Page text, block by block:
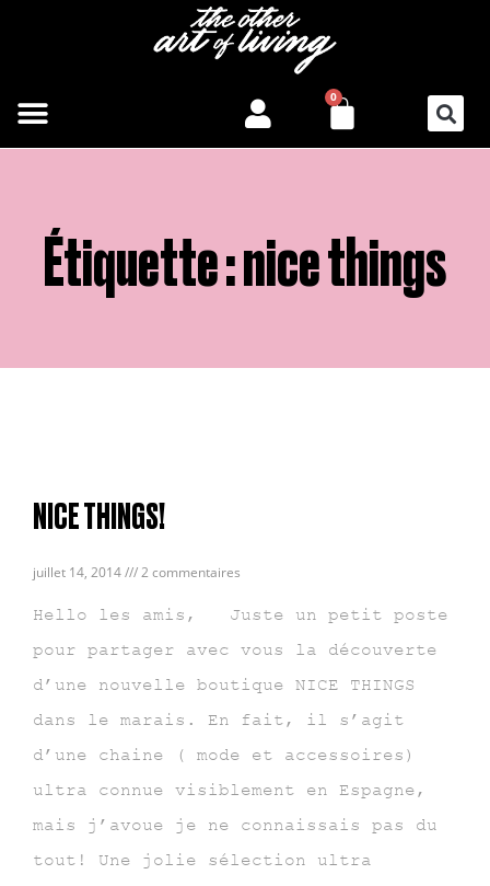
0 PANIER
Étiquette : nice things
NICE THINGS!
juillet 14, 2014 2 commentaires
Hello les amis, Juste un petit poste
pour partager avec vous la découverte
d’une nouvelle boutique NICE THINGS
dans le marais. En fait, il s’agit
d’une chaine ( mode et accessoires)
ultra connue visiblement en Espagne,
mais j’avoue je ne connaissais pas du
tout! Une jolie sélection ultra